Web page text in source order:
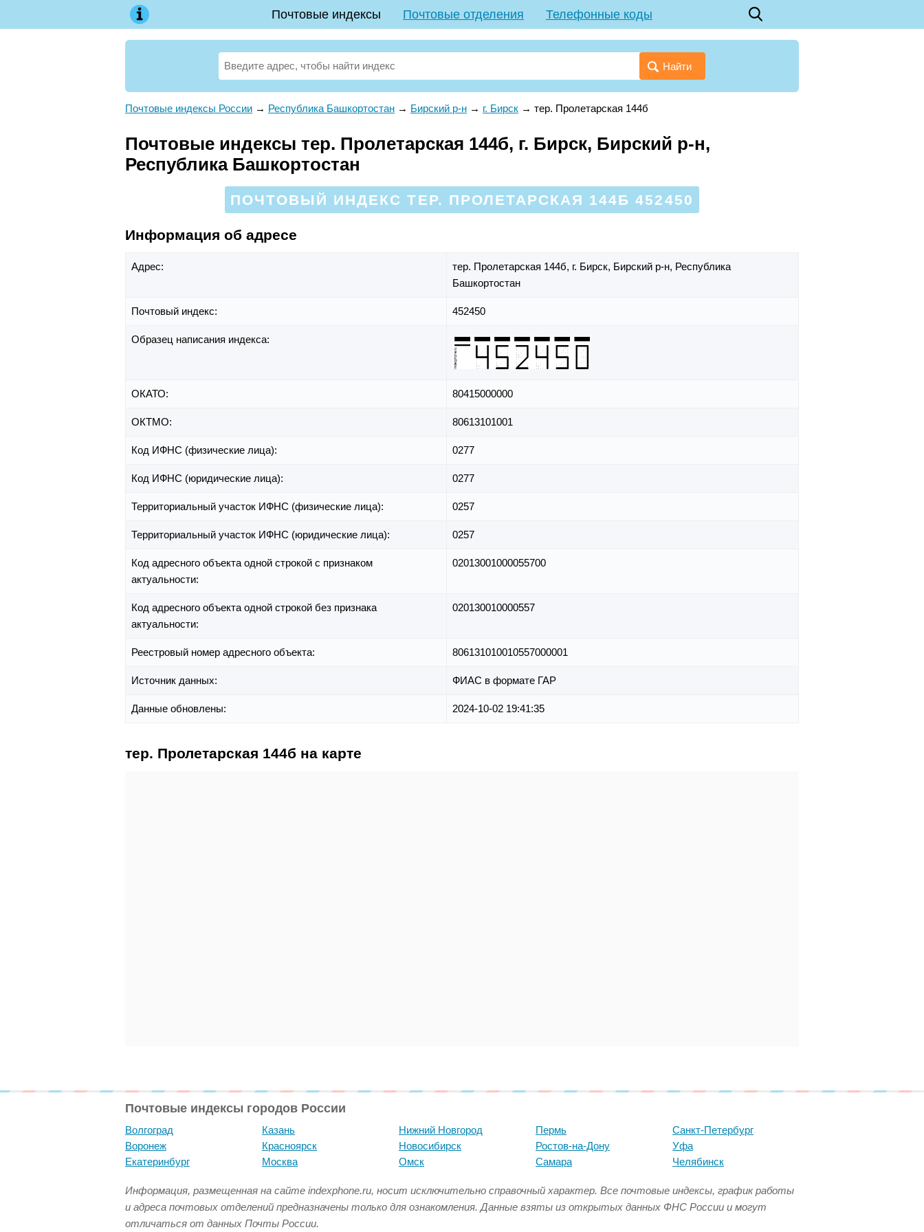
Почтовые индексы Почтовые отделения Телефонные коды
Найти
Почтовые индексы России → Республика Башкортостан → Бирский р-н → г. Бирск → тер. Пролетарская 144б
Почтовые индексы тер. Пролетарская 144б, г. Бирск, Бирский р-н,
Республика Башкортостан
ПОЧТОВЫЙ ИНДЕКС ТЕР. ПРОЛЕТАРСКАЯ 144Б 452450
Информация об адресе
Адрес: тер. Пролетарская 144б, г. Бирск, Бирский р-н, Республика
Башкортостан
Почтовый индекс: 452450
Образец написания индекса:
ОКАТО: 80415000000
ОКТМО: 80613101001
Код ИФНС (физические лица): 0277
Код ИФНС (юридические лица): 0277
Территориальный участок ИФНС (физические лица): 0257
Территориальный участок ИФНС (юридические лица): 0257
Код адресного объекта одной строкой с признаком
актуальности:
02013001000055700
Код адресного объекта одной строкой без признака
актуальности:
020130010000557
Реестровый номер адресного объекта: 806131010010557000001
Источник данных: ФИАС в формате ГАР
Данные обновлены: 2024-10-02 19:41:35
тер. Пролетарская 144б на карте
Почтовые индексы городов России
Волгоград
Воронеж
Екатеринбург
Казань
Красноярск
Москва
Нижний Новгород
Новосибирск
Омск
Пермь
Ростов-на-Дону
Самара
Санкт-Петербург
Уфа
Челябинск
Информация, размещенная на сайте indexphone.ru, носит исключительно справочный характер. Все почтовые индексы, график работы
и адреса почтовых отделений предназначены только для ознакомления. Данные взяты из открытых данных ФНС России и могут
отличаться от данных Почты России.